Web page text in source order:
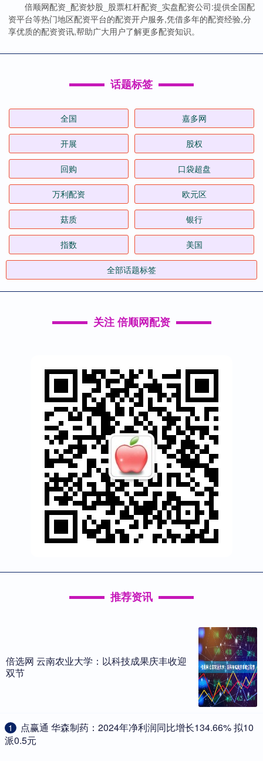
倍顺网配资_配资炒股_股票杠杆配资_实盘配资公司:提供全国配
资平台等热门地区配资平台的配资开户服务,凭借多年的配资经验,分
享优质的配资资讯,帮助广大用户了解更多配资知识。
话题标签
全国 嘉多网
开展 股权
回购 口袋超盘
万利配资 欧元区
菇质 银行
指数 美国
全部话题标签
关注 倍顺网配资
推荐资讯
倍选网 云南农业大学：以科技成果庆丰收迎
双节
1
​点赢通 华森制药：2024年净利润同比增长134.66% 拟10
派0.5元